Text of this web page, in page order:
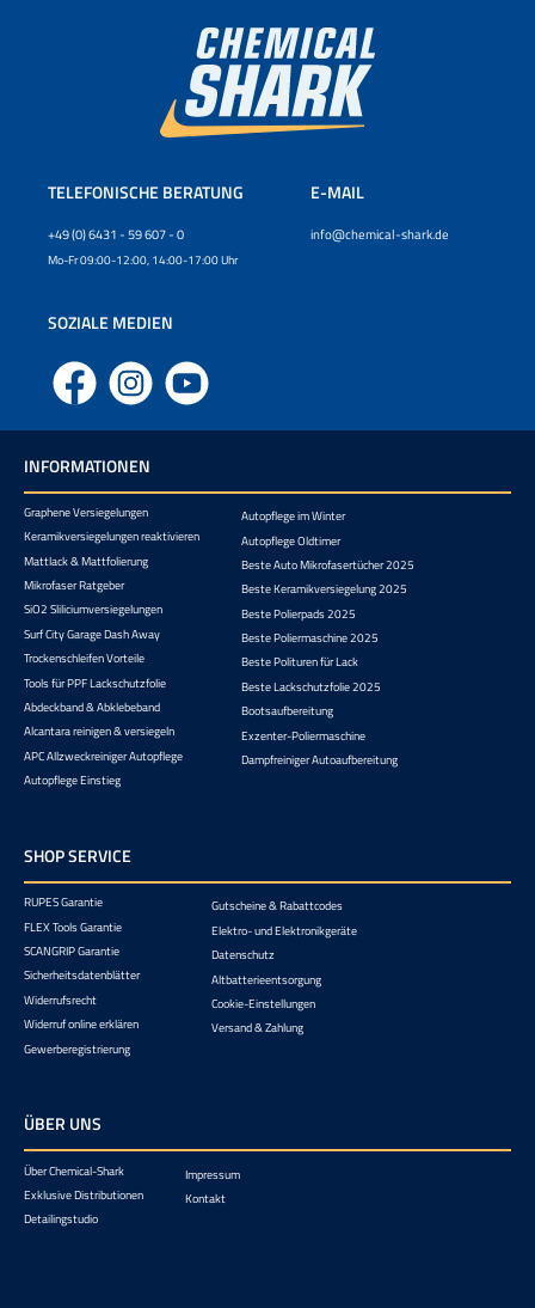
TELEFONISCHE BERATUNG
+49 (0) 6431 - 59 607 - 0
Mo-Fr 09:00-12:00, 14:00-17:00 Uhr
E-MAIL
info@chemical-shark.de
SOZIALE MEDIEN
Facebook Instagram YouTube
INFORMATIONEN
Graphene Versiegelungen
Keramikversiegelungen reaktivieren
Mattlack & Mattfolierung
Mikrofaser Ratgeber
SiO2 Sliliciumversiegelungen
Surf City Garage Dash Away
Trockenschleifen Vorteile
Tools für PPF Lackschutzfolie
Abdeckband & Abklebeband
Alcantara reinigen & versiegeln
APC Allzweckreiniger Autopflege
Autopflege Einstieg
Autopflege im Winter
Autopflege Oldtimer
Beste Auto Mikrofasertücher 2025
Beste Keramikversiegelung 2025
Beste Polierpads 2025
Beste Poliermaschine 2025
Beste Polituren für Lack
Beste Lackschutzfolie 2025
Bootsaufbereitung
Exzenter-Poliermaschine
Dampfreiniger Autoaufbereitung
SHOP SERVICE
RUPES Garantie
FLEX Tools Garantie
SCANGRIP Garantie
Sicherheitsdatenblätter
Widerrufsrecht
Widerruf online erklären
Gewerberegistrierung
Gutscheine & Rabattcodes
Elektro- und Elektronikgeräte
Datenschutz
Altbatterieentsorgung
Cookie-Einstellungen
Versand & Zahlung
ÜBER UNS
Über Chemical-Shark
Exklusive Distributionen
Detailingstudio
Impressum
Kontakt